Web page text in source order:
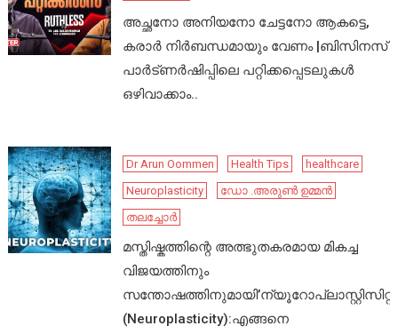
അച്ഛനോ അനിയനോ ചേട്ടനോ ആകട്ടെ,
കരാർ നിർബന്ധമായും വേണം |ബിസിനസ്
പാർട്ണർഷിപ്പിലെ പറ്റിക്കപ്പെടലുകൾ
ഒഴിവാക്കാം..
Dr Arun Oommen Health Tips
healthcare
Neuroplasticity
ഡോ .അരുൺ ഉമ്മൻ
തലച്ചോർ
മസ്തിഷ്കത്തിന്റെ അത്ഭുതകരമായ മികച്ച
വിജയത്തിനും
സന്തോഷത്തിനുമായി’ന്യൂറോപ്ലാസ്റ്റിസിറ്റി’
(Neuroplasticity):എങ്ങനെ